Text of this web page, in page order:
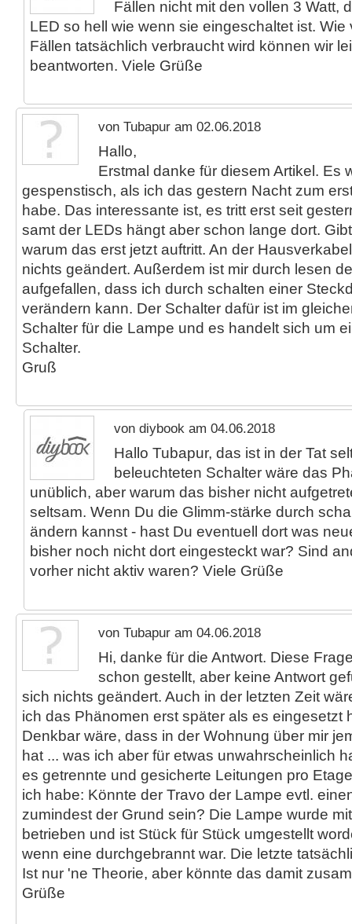
Fällen nicht mit den vollen 3 Watt,
LED so hell wie wenn sie eingeschaltet ist. Wie
Fällen tatsächlich verbraucht wird können wir
beantworten. Viele Grüße
von Tubapur am 02.06.2018
Hallo,
Erstmal danke für diesem Artikel. Es
gespenstisch, als ich das gestern Nacht zum
habe. Das interessante ist, es tritt erst seit
samt der LEDs hängt aber schon lange dort.
warum das erst jetzt auftritt. An der
nichts geändert. Außerdem ist mir durch lesen
aufgefallen, dass ich durch schalten einer
verändern kann. Der Schalter dafür ist im
Schalter für die Lampe und es handelt sich um
Schalter.
Gruß
von diybook am 04.06.2018
Hallo Tubapur, das ist in der Tat
beleuchteten Schalter wäre das
unüblich, aber warum das bisher nicht
seltsam. Wenn Du die Glimm-stärke durch
ändern kannst - hast Du eventuell dort was
bisher noch nicht dort eingesteckt war? Sind
vorher nicht aktiv waren? Viele Grüße
von Tubapur am 04.06.2018
Hi, danke für die Antwort. Diese
schon gestellt, aber keine Antwort
sich nichts geändert. Auch in der letzten Zeit
ich das Phänomen erst später als es eingesetzt
Denkbar wäre, dass in der Wohnung über mir
hat ... was ich aber für etwas unwahrscheinlich
es getrennte und gesicherte Leitungen pro
ich habe: Könnte der Travo der Lampe evtl.
zumindest der Grund sein? Die Lampe wurde
betrieben und ist Stück für Stück umgestellt
wenn eine durchgebrannt war. Die letzte
Ist nur 'ne Theorie, aber könnte das damit
Grüße